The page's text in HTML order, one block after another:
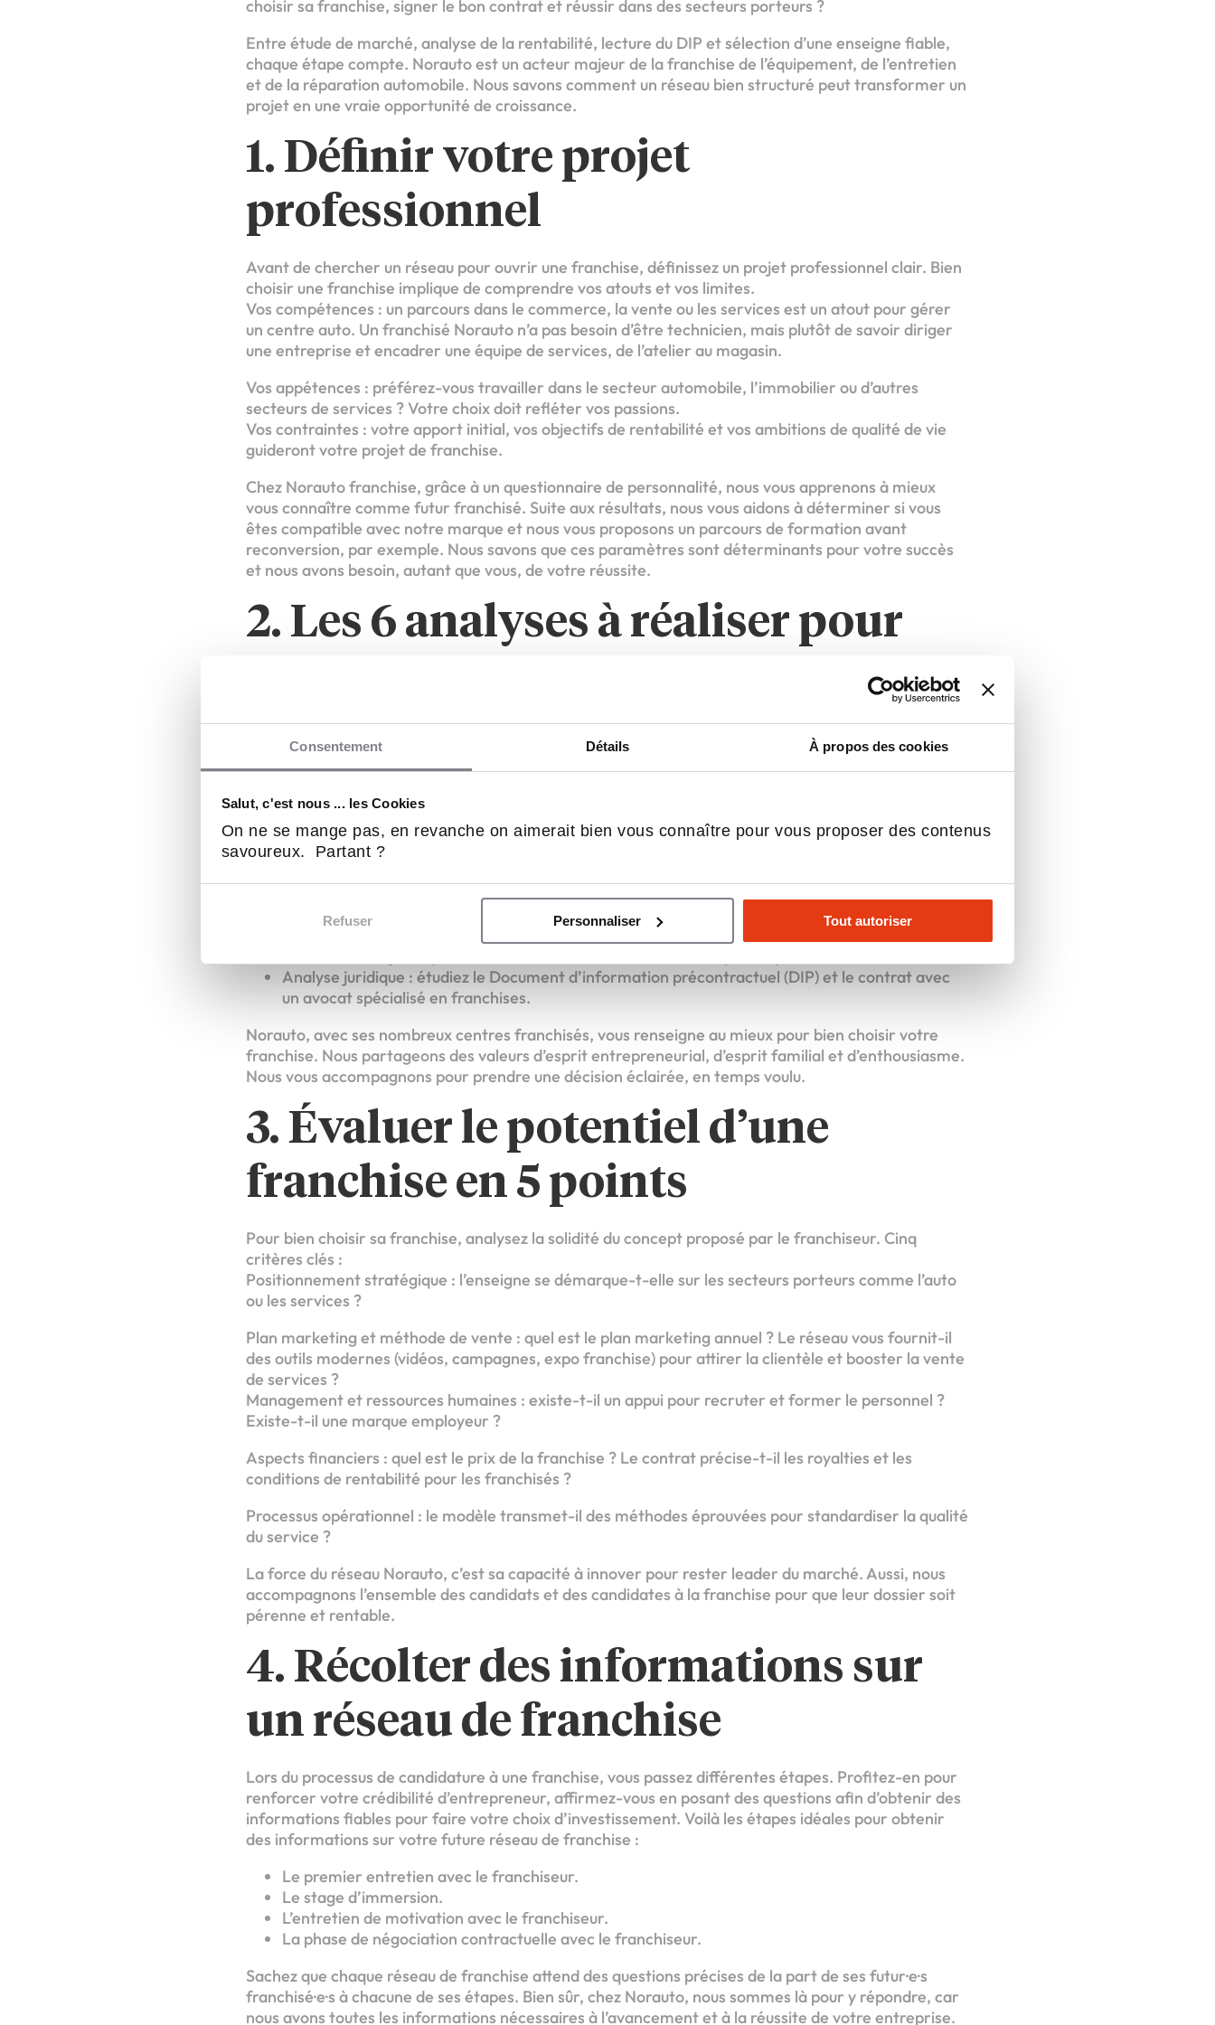
Consentement Détails À propos des cookies
Salut, c'est nous ... les Cookies
On ne se mange pas, en revanche on aimerait bien vous connaître pour vous proposer des contenus
savoureux. Partant ?
Refuser Personnaliser Tout autoriser
choisir sa franchise, signer le bon contrat et réussir dans des secteurs porteurs ?
Entre étude de marché, analyse de la rentabilité, lecture du DIP et sélection d’une enseigne fiable,
chaque étape compte. Norauto est un acteur majeur de la franchise de l’équipement, de l’entretien
et de la réparation automobile. Nous savons comment un réseau bien structuré peut transformer un
projet en une vraie opportunité de croissance.
1. Définir votre projet
professionnel
Avant de chercher un réseau pour ouvrir une franchise, définissez un projet professionnel clair. Bien
choisir une franchise implique de comprendre vos atouts et vos limites.
Vos compétences : un parcours dans le commerce, la vente ou les services est un atout pour gérer
un centre auto. Un franchisé Norauto n’a pas besoin d’être technicien, mais plutôt de savoir diriger
une entreprise et encadrer une équipe de services, de l’atelier au magasin.
Vos appétences : préférez-vous travailler dans le secteur automobile, l’immobilier ou d’autres
secteurs de services ? Votre choix doit refléter vos passions.
Vos contraintes : votre apport initial, vos objectifs de rentabilité et vos ambitions de qualité de vie
guideront votre projet de franchise.
Chez Norauto franchise, grâce à un questionnaire de personnalité, nous vous apprenons à mieux
vous connaître comme futur franchisé. Suite aux résultats, nous vous aidons à déterminer si vous
êtes compatible avec notre marque et nous vous proposons un parcours de formation avant
reconversion, par exemple. Nous savons que ces paramètres sont déterminants pour votre succès
et nous avons besoin, autant que vous, de votre réussite.
2. Les 6 analyses à réaliser pour
préparer votre projet de franchise
réussite et garantissent une activité rentable dans tous les secteurs :
conscience de vos limites.
Analyse de potentiel : vérifiez si le marché local est porteur pour votre franchise.
Valeurs de l’enseigne : vous devez partager les mêmes valeurs que votre futur réseau de
Analyse financière : quelles-sont vos connaissances en comptabilité, suivi de comptes
d’exploitation, analyse des liasses fiscales ?
Analyse juridique : étudiez le Document d’information précontractuel (DIP) et le contrat avec
un avocat spécialisé en franchises.
Norauto, avec ses nombreux centres franchisés, vous renseigne au mieux pour bien choisir votre
franchise. Nous partageons des valeurs d’esprit entrepreneurial, d’esprit familial et d’enthousiasme.
Nous vous accompagnons pour prendre une décision éclairée, en temps voulu.
3. Évaluer le potentiel d’une
franchise en 5 points
Pour bien choisir sa franchise, analysez la solidité du concept proposé par le franchiseur. Cinq
critères clés :
Positionnement stratégique : l’enseigne se démarque-t-elle sur les secteurs porteurs comme l’auto
ou les services ?
Plan marketing et méthode de vente : quel est le plan marketing annuel ? Le réseau vous fournit-il
des outils modernes (vidéos, campagnes, expo franchise) pour attirer la clientèle et booster la vente
de services ?
Management et ressources humaines : existe-t-il un appui pour recruter et former le personnel ?
Existe-t-il une marque employeur ?
Aspects financiers : quel est le prix de la franchise ? Le contrat précise-t-il les royalties et les
conditions de rentabilité pour les franchisés ?
Processus opérationnel : le modèle transmet-il des méthodes éprouvées pour standardiser la qualité
du service ?
La force du réseau Norauto, c’est sa capacité à innover pour rester leader du marché. Aussi, nous
accompagnons l’ensemble des candidats et des candidates à la franchise pour que leur dossier soit
pérenne et rentable.
4. Récolter des informations sur
un réseau de franchise
Lors du processus de candidature à une franchise, vous passez différentes étapes. Profitez-en pour
renforcer votre crédibilité d’entrepreneur, affirmez-vous en posant des questions afin d’obtenir des
informations fiables pour faire votre choix d’investissement. Voilà les étapes idéales pour obtenir
des informations sur votre future réseau de franchise :
Le premier entretien avec le franchiseur.
Le stage d’immersion.
L’entretien de motivation avec le franchiseur.
La phase de négociation contractuelle avec le franchiseur.
Sachez que chaque réseau de franchise attend des questions précises de la part de ses futur·e·s
franchisé·e·s à chacune de ses étapes. Bien sûr, chez Norauto, nous sommes là pour y répondre, car
nous avons toutes les informations nécessaires à l’avancement et à la réussite de votre entreprise.